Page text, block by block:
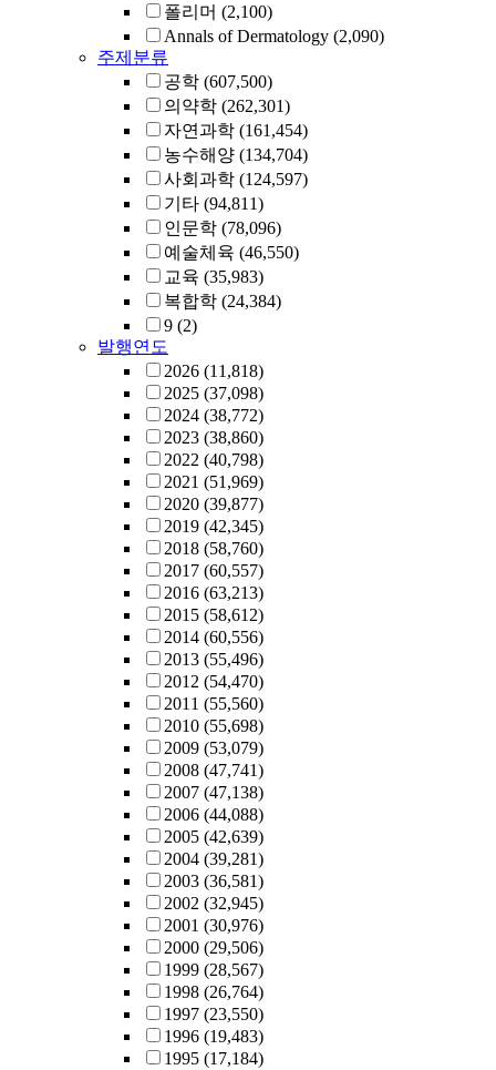
폴리머 (2,100)
Annals of Dermatology (2,090)
주제분류
공학 (607,500)
의약학 (262,301)
자연과학 (161,454)
농수해양 (134,704)
사회과학 (124,597)
기타 (94,811)
인문학 (78,096)
예술체육 (46,550)
교육 (35,983)
복합학 (24,384)
9 (2)
발행연도
2026 (11,818)
2025 (37,098)
2024 (38,772)
2023 (38,860)
2022 (40,798)
2021 (51,969)
2020 (39,877)
2019 (42,345)
2018 (58,760)
2017 (60,557)
2016 (63,213)
2015 (58,612)
2014 (60,556)
2013 (55,496)
2012 (54,470)
2011 (55,560)
2010 (55,698)
2009 (53,079)
2008 (47,741)
2007 (47,138)
2006 (44,088)
2005 (42,639)
2004 (39,281)
2003 (36,581)
2002 (32,945)
2001 (30,976)
2000 (29,506)
1999 (28,567)
1998 (26,764)
1997 (23,550)
1996 (19,483)
1995 (17,184)